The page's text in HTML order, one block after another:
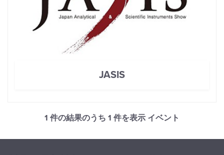
JASIS
1 件の結果のうち 1 件を表示 イベント